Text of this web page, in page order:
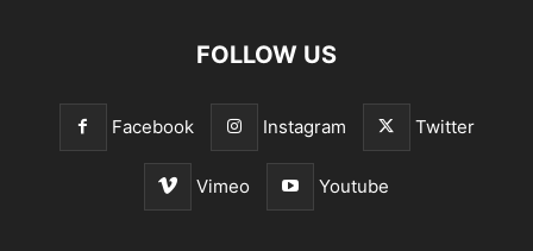
FOLLOW US
Facebook Instagram Twitter
Vimeo Youtube